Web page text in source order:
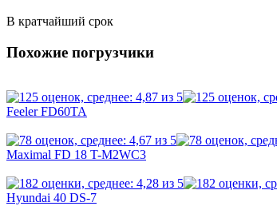
В кратчайший срок
Похожие погрузчики
Feeler FD60TA
Maximal FD 18 T-M2WC3
Hyundai 40 DS-7